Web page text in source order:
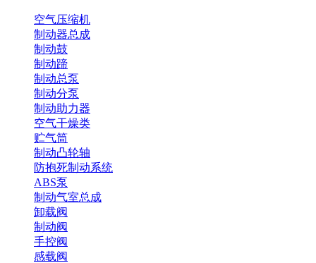
空气压缩机
制动器总成
制动鼓
制动蹄
制动总泵
制动分泵
制动助力器
空气干燥类
贮气筒
制动凸轮轴
防抱死制动系统
ABS泵
制动气室总成
卸载阀
制动阀
手控阀
感载阀